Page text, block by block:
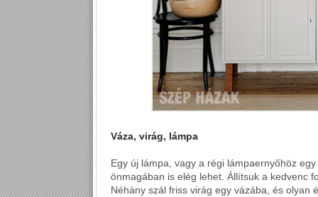
Váza, virág, lámpa
Egy új lámpa, vagy a régi lámpaernyőhöz
önmagában is elég lehet. Állítsuk a kedvenc
Néhány szál friss virág egy vázába, és olyan